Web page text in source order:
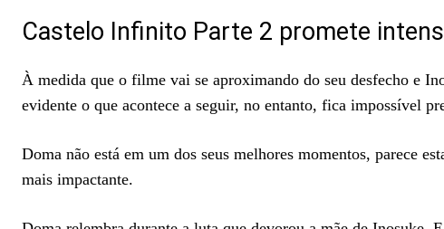
Castelo Infinito Parte 2 promete
À medida que o filme vai se aproximando do seu desfecho e
evidente o que acontece a seguir, no entanto, fica impossível
Doma não está em um dos seus melhores momentos, parece
mais impactante.